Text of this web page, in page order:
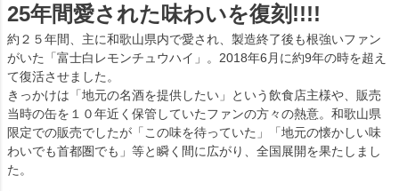
25年間愛された味わいを復刻!!!!
約２５年間、主に和歌山県内で愛され、製造終了後も根強いファン
がいた「富士白レモンチュウハイ」。2018年6月に約9年の時を超え
て復活させました。
きっかけは「地元の名酒を提供したい」という飲食店主様や、販売
当時の缶を１０年近く保管していたファンの方々の熱意。和歌山県
限定での販売でしたが「この味を待っていた」「地元の懐かしい味
わいでも首都圏でも」等と瞬く間に広がり、全国展開を果たしまし
た。
。